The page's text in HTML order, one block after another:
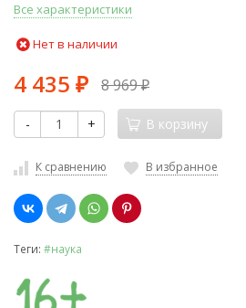
Все характеристики
Нет в наличии
4 435 ₽ 8 969₽
- + В корзину
К сравнению В избранное
Теги: #наука